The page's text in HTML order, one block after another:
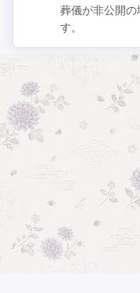
葬儀が非公開の
す。